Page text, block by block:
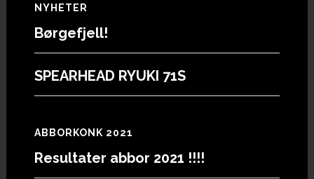
Footer
NYHETER
Børgefjell!
SPEARHEAD RYUKI 71S
ABBORKONK 2021
Resultater abbor 2021 !!!!